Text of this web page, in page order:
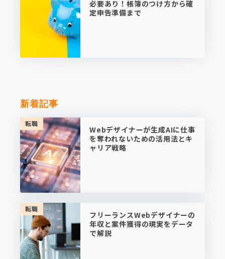
必要あり！帳簿のつけ方から確
定申告準備まで
新着記事
転職
Webデザイナーが生成AIに仕事
を奪われないための活用法とキ
ャリア戦略
転職
フリーランスWebデザイナーの
年収と案件獲得の現実をデータ
で解説